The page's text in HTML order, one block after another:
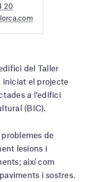
20
del Taller
iniciat el projecte
a l’edifici
(BIC).
de
lesions i
així com
i sostres.